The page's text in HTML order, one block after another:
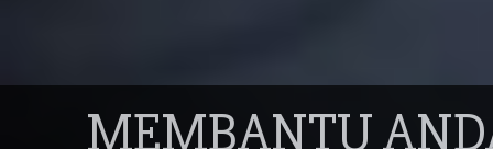
MEMBANTU